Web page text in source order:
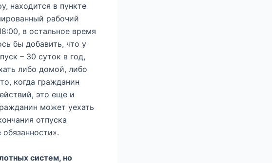
находится в пункте
рабочий
в остальное время
бы добавить, что у
– 30 суток в год,
либо домой, либо
когда гражданин
это еще и
может уехать
отпуска
систем, но